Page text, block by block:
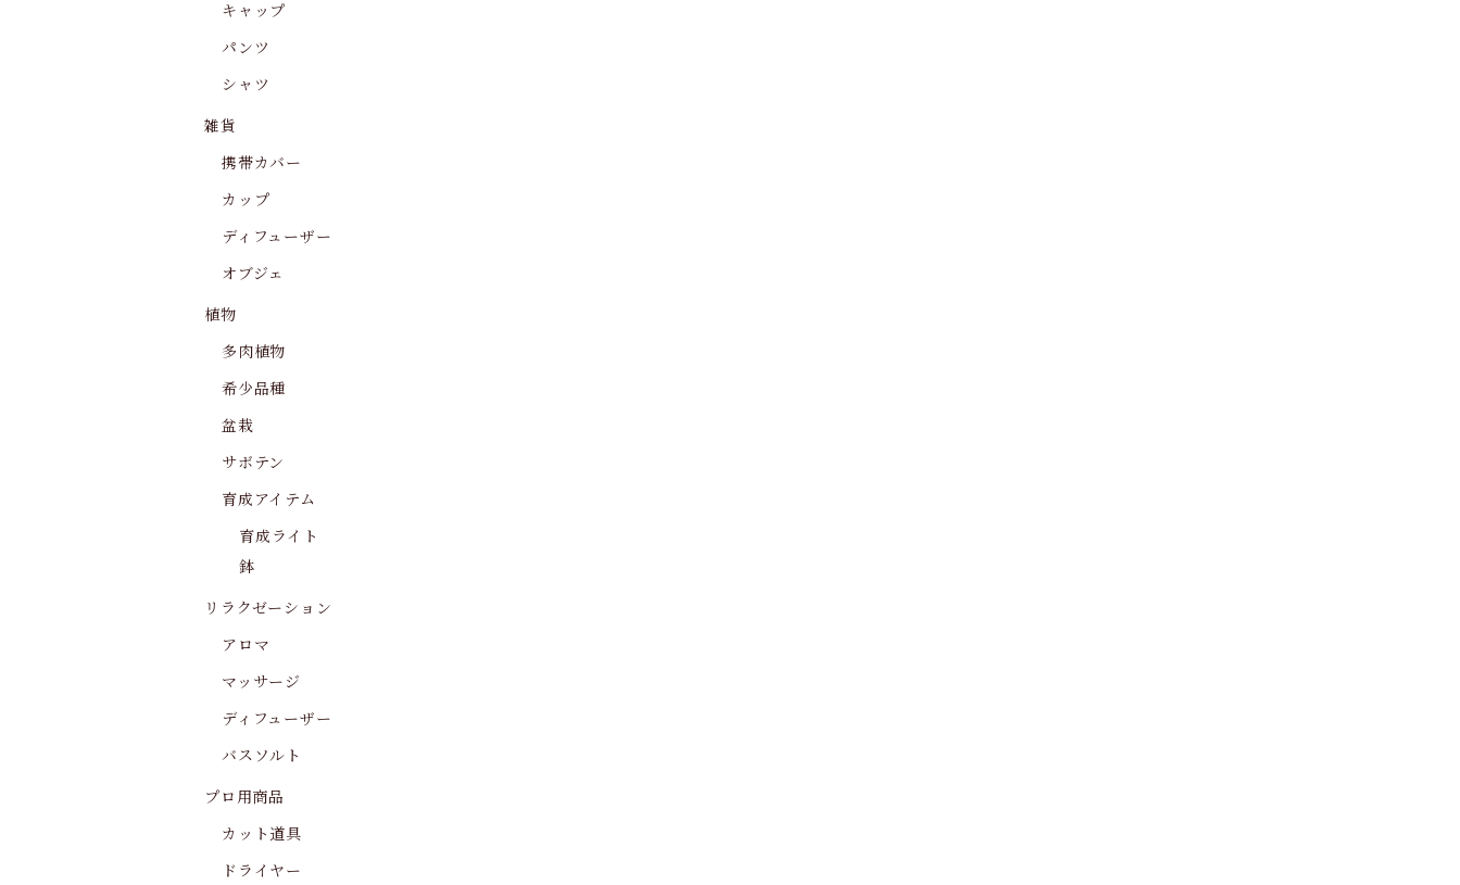
キャップ
パンツ
シャツ
雑貨
携帯カバー
カップ
ディフューザー
オブジェ
植物
多肉植物
希少品種
盆栽
サボテン
育成アイテム
育成ライト
鉢
リラクゼーション
アロマ
マッサージ
ディフューザー
バスソルト
プロ用商品
カット道具
ドライヤー